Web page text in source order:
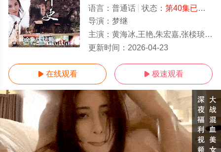
1-40全集/大结局
语言： 普通话 状态： 第40集已完结
导演： 梦继
主演： 黄海冰,王艳,朱宏嘉,张棪琰,史可,程思寒,薛文成,卓凡,戴春荣,王建新,李倩,万弘杰,杨俊毅,张晋,崔哲铭
更新时间： 2026-04-23
 在线观看  极速观看